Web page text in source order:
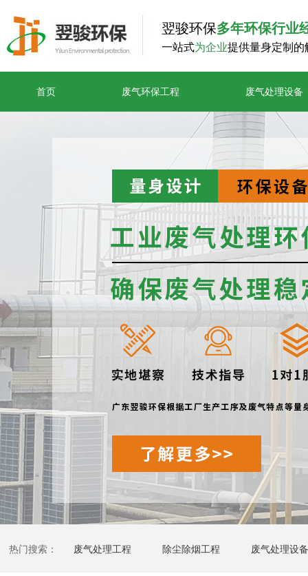
首页 废气环保工程 废气处理设备
翌骏环保多年环保行业
一站式为企业提供量身定制的
热门搜索： 废气处理工程 除尘除烟工程 废气处理设